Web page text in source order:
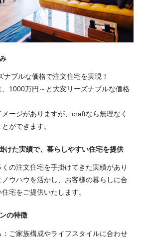
ブルな価格で注文住宅を実現！
1000万円～と大変リーズナブルな価格
ージがありますが、craftなら無理なく
ができます。
けた実績で、暮らしやすい住宅を提供
の注文住宅を手掛けてきた実績があり
ウハウを活かし、お客様の暮らしに合
宅をご提供いたします。
の特徴
ご家族構成やライフスタイルに合わせ